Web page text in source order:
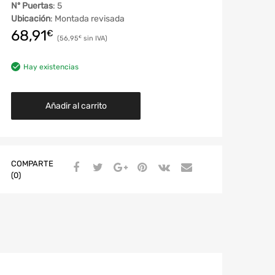
Nº Puertas: 5
Ubicación: Montada revisada
68,91€ 56,95€
Hay existencias
Añadir al carrito
COMPARTE
(0)